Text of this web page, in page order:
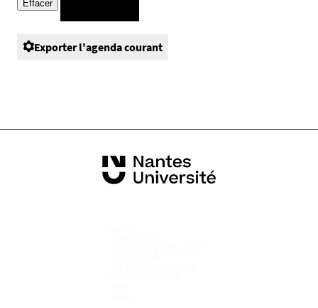
Exporter l'agenda courant